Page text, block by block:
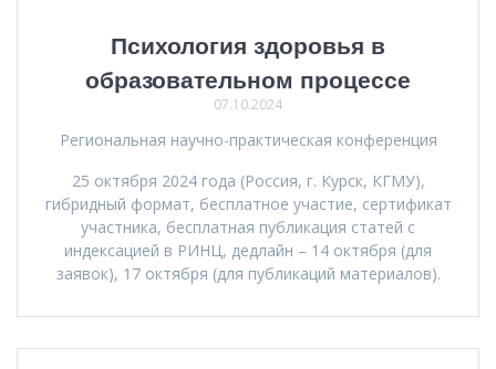
Психология здоровья в
образовательном процессе
07.10.2024
Региональная научно-практическая конференция
25 октября 2024 года (Россия, г. Курск, КГМУ),
гибридный формат, бесплатное участие, сертификат
участника, бесплатная публикация статей с
индексацией в РИНЦ, дедлайн – 14 октября (для
заявок), 17 октября (для публикаций материалов).